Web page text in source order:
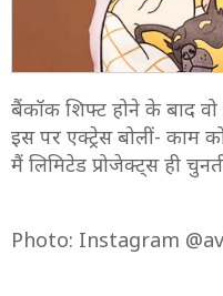
बैंकॉक शिफ्ट होने के बाद वो
इस पर एक्ट्रेस बोलीं- काम
मैं लिमिटेड प्रोजेक्ट्स ही
Photo: Instagram